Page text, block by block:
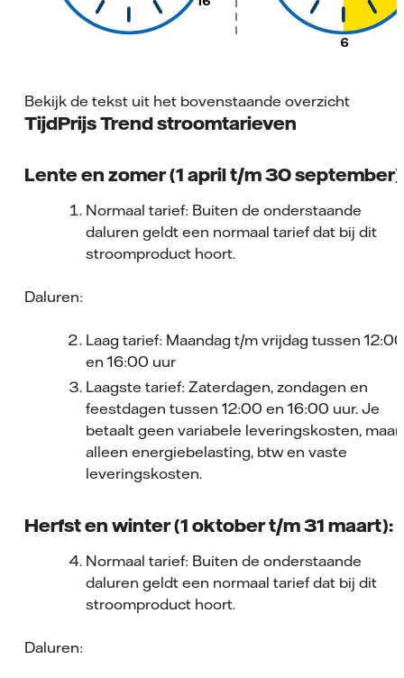
Bekijk de tekst uit het bovenstaande overzicht
TijdPrijs Trend stroomtarieven
Lente en zomer (1 april t/m 30
Normaal tarief: Buiten de onderstaande
daluren geldt een normaal tarief dat bij dit
stroomproduct hoort.
Daluren:
Laag tarief: Maandag t/m vrijdag tussen 12:00
en 16:00 uur
Laagste tarief: Zaterdagen, zondagen en
feestdagen tussen 12:00 en 16:00 uur. Je
betaalt geen variabele leveringskosten, maar
alleen energiebelasting, btw en vaste
leveringskosten.
Herfst en winter (1 oktober t/m 31 maart):
Normaal tarief: Buiten de onderstaande
daluren geldt een normaal tarief dat bij dit
stroomproduct hoort.
Daluren: